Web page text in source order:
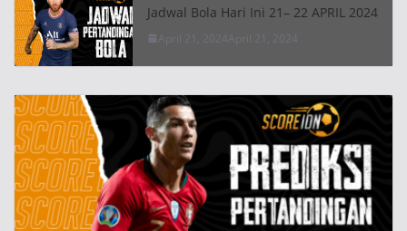
Jadwal Bola Hari Ini 21– 22 APRIL 2024
April 21, 2024April 21, 2024